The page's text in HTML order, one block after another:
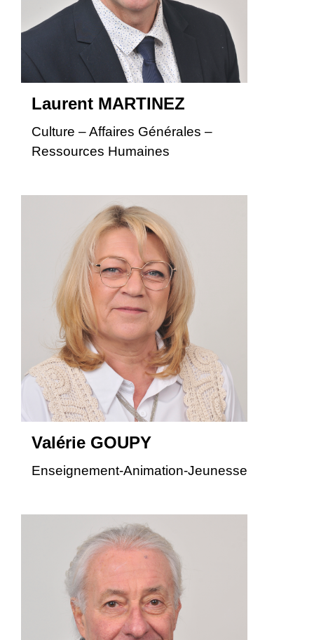
Laurent MARTINEZ
Culture – Affaires Générales –
Ressources Humaines
Valérie GOUPY
Enseignement-Animation-Jeunesse